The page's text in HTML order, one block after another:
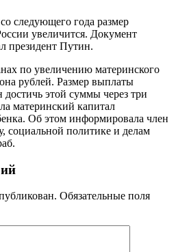
следующего года размер
увеличится. Документ
президент Путин.
по увеличению материнского
рублей. Размер выплаты
достичь этой суммы через три
материнский капитал
Об этом информировала член
социальной политике и делам
Обязательные поля